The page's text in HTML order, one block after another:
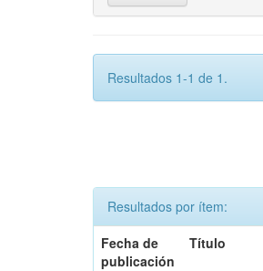
Resultados 1-1 de 1.
Resultados por ítem:
Fecha de
publicación
Título